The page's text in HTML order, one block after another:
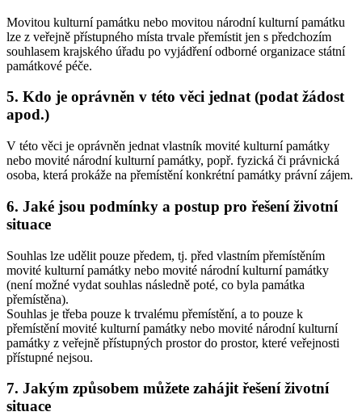
Movitou kulturní památku nebo movitou národní kulturní památku
lze z veřejně přístupného místa trvale přemístit jen s předchozím
souhlasem krajského úřadu po vyjádření odborné organizace státní
památkové péče.
5. Kdo je oprávněn v této věci jednat (podat žádost
apod.)
V této věci je oprávněn jednat vlastník movité kulturní památky
nebo movité národní kulturní památky, popř. fyzická či právnická
osoba, která prokáže na přemístění konkrétní památky právní zájem.
6. Jaké jsou podmínky a postup pro řešení životní
situace
Souhlas lze udělit pouze předem, tj. před vlastním přemístěním
movité kulturní památky nebo movité národní kulturní památky
(není možné vydat souhlas následně poté, co byla památka
přemístěna).
Souhlas je třeba pouze k trvalému přemístění, a to pouze k
přemístění movité kulturní památky nebo movité národní kulturní
památky z veřejně přístupných prostor do prostor, které veřejnosti
přístupné nejsou.
7. Jakým způsobem můžete zahájit řešení životní
situace